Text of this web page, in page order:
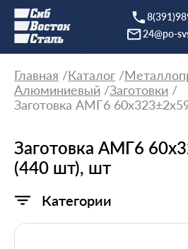
24@po-
Главная Каталог
Алюминиевый
Заготовки
Заготовка АМГ6
Заготовка АМГ6
(440 шт), шт
Категории